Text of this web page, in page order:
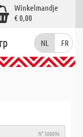
Winkelmandje
€ 0,00
NL FR
N° 500896